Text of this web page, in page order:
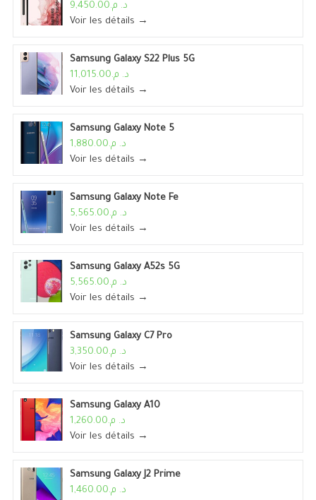
د. م.9,450.00
Voir les détails →
Samsung Galaxy S22 Plus 5G
د. م.11,015.00
Voir les détails →
Samsung Galaxy Note 5
د. م.1,880.00
Voir les détails →
Samsung Galaxy Note Fe
د. م.5,565.00
Voir les détails →
Samsung Galaxy A52s 5G
د. م.5,565.00
Voir les détails →
Samsung Galaxy C7 Pro
د. م.3,350.00
Voir les détails →
Samsung Galaxy A10
د. م.1,260.00
Voir les détails →
Samsung Galaxy J2 Prime
د. م.1,460.00